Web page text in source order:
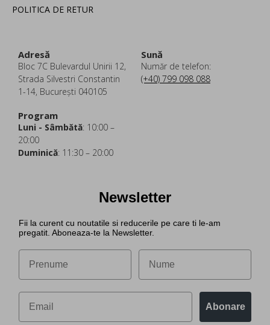
POLITICA DE RETUR
Adresă
Bloc 7C Bulevardul Unirii 12,
Strada Silvestri Constantin
1-14, București 040105
Sună
Număr de telefon:
(+40) 799 098 088
Program
Luni - Sâmbătă: 10:00 –
20:00
Duminică: 11:30 – 20:00
Newsletter
Fii la curent cu noutatile si reducerile pe care ti le-am
pregatit. Aboneaza-te la Newsletter.
Abonare